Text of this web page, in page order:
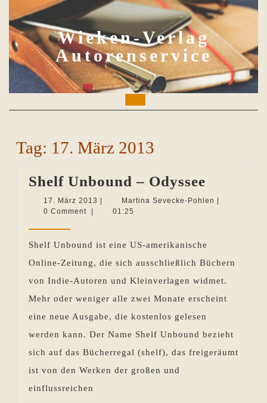
to
content
Wieken-Verlag
Autorenservice
Button
Tag: 17. März 2013
Shelf Unbound – Odyssee
17. März 2013 17.
März
Martina Sevecke-Pohlen Martina
0 Comment
01:25
Shelf Unbound ist eine US-amerikanische
Online-Zeitung, die sich ausschließlich Büchern
von Indie-Autoren und Kleinverlagen widmet.
Mehr oder weniger alle zwei Monate erscheint
eine neue Ausgabe, die kostenlos gelesen
werden kann. Der Name Shelf Unbound bezieht
sich auf das Bücherregal (shelf), das freigeräumt
ist von den Werken der großen und
einflussreichen